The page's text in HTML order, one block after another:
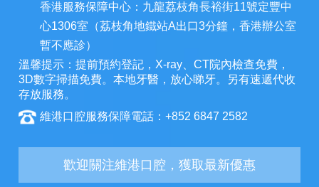
香港服務保障中心：九龍荔枝角長裕街11號定豐中
心1306室（荔枝角地鐵站A出口3分鐘，香港辦公室
暫不應診）
溫馨提示：提前預約登記，X-ray、CT院內檢查免費，
3D數字掃描免費。本地牙醫，放心睇牙。另有速遞代收
存放服務。
維港口腔服務保障電話：+852 6847 2582
歡迎關注維港口腔，獲取最新優惠